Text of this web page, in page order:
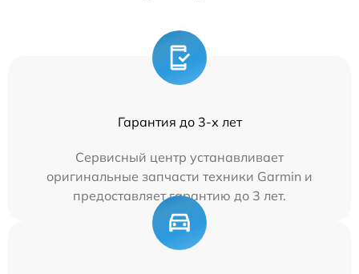
Гарантия до 3-х лет
Сервисный центр устанавливает
оригинальные запчасти техники Garmin и
предоставляет гарантию до 3 лет.